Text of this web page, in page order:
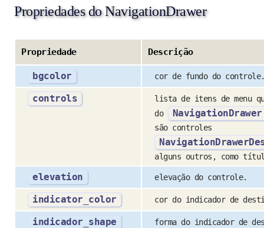
Propriedades do NavigationDrawer
Propriedade Descrição
bgcolor cor de fundo do
controls
lista de itens de menu
do
NavigationDrawer
são controles
alguns outros, como
elevation elevação do controle.
indicator_color cor do indicador de
indicador_shape
forma do indicador de